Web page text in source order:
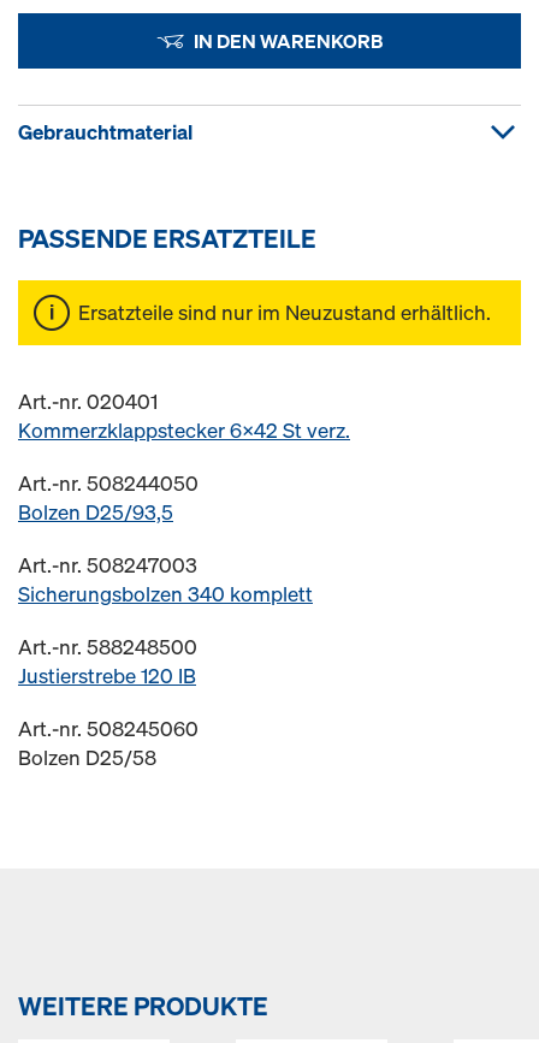
IN DEN WARENKORB
Gebrauchtmaterial
PASSENDE ERSATZTEILE
Ersatzteile sind nur im Neuzustand erhältlich.
Art.-nr. 020401
Kommerzklappstecker 6x42 St verz.
Art.-nr. 508244050
Bolzen D25/93,5
Art.-nr. 508247003
Sicherungsbolzen 340 komplett
Art.-nr. 588248500
Justierstrebe 120 IB
Art.-nr. 508245060
Bolzen D25/58
WEITERE PRODUKTE